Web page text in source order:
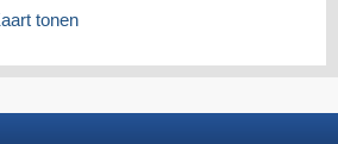
tonen